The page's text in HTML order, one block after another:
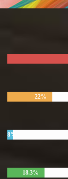
22%
8%
18.3%